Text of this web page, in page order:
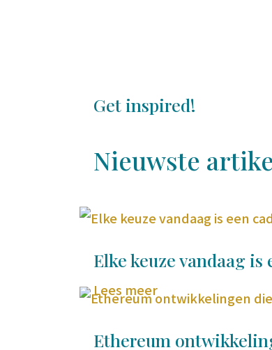
Get inspired!
Nieuwste
Elke keuze vandaag
Lees meer
Ethereum